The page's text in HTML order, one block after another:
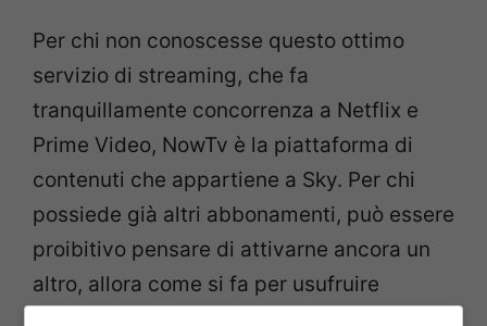
Per chi non conoscesse questo ottimo
servizio di streaming, che fa
tranquillamente concorrenza a Netflix e
Prime Video, NowTv è la piattaforma di
contenuti che appartiene a Sky. Per chi
possiede già altri abbonamenti, può essere
proibitivo pensare di attivarne ancora un
altro, allora come si fa per usufruire